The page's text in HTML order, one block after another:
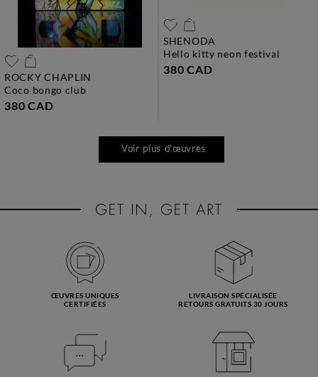
ROCKY CHAPLIN
coco bongo club
380 CAD
SHENODA
hello kitty neon festival
380 CAD
Voir plus d'œuvres
ŒUVRES UNIQUES
CERTIFIÉES
LIVRAISON SPÉCIALISÉE
RETOURS GRATUITS 30 JOURS